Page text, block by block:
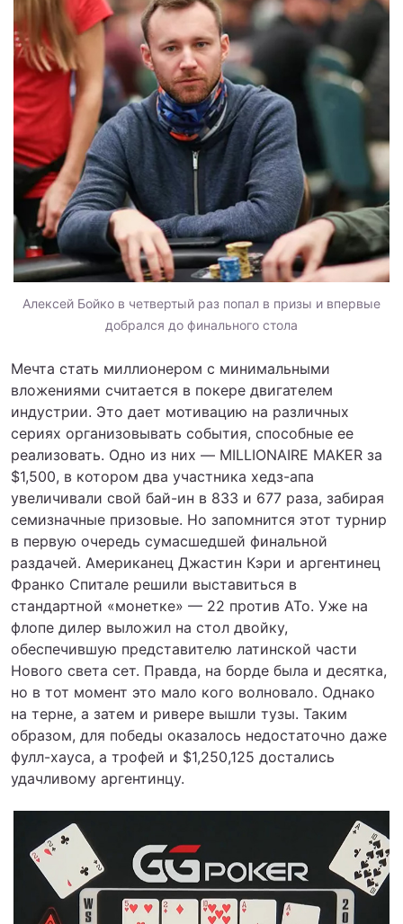
Алексей Бойко в четвертый раз попал в призы и впервые
добрался до финального стола
Мечта стать миллионером с минимальными
вложениями считается в покере двигателем
индустрии. Это дает мотивацию на различных
сериях организовывать события, способные ее
реализовать. Одно из них — MILLIONAIRE MAKER за
$1,500, в котором два участника хедз-апа
увеличивали свой бай-ин в 833 и 677 раза, забирая
семизначные призовые. Но запомнится этот турнир
в первую очередь сумасшедшей финальной
раздачей. Американец Джастин Кэри и аргентинец
Франко Спитале решили выставиться в
стандартной «монетке» — 22 против ATo. Уже на
флопе дилер выложил на стол двойку,
обеспечившую представителю латинской части
Нового света сет. Правда, на борде была и десятка,
но в тот момент это мало кого волновало. Однако
на терне, а затем и ривере вышли тузы. Таким
образом, для победы оказалось недостаточно даже
фулл-хауса, а трофей и $1,250,125 достались
удачливому аргентинцу.